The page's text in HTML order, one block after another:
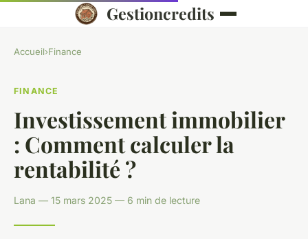
Gestioncredits
Accueil›Finance
FINANCE
Investissement immobilier
: Comment calculer la
rentabilité ?
Lana — 15 mars 2025 — 6 min de lecture